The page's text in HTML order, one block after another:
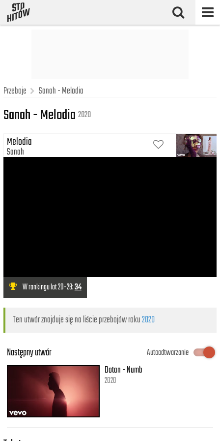
Przeboje Sanah - Melodia
Sanah - Melodia 2020
Melodia
Sanah
W rankingu lat 20-29:34
Ten utwór znajduje się na liście przebojów roku2020
Następny utwór
Autoodtwarzanie
Dotan - Numb
2020